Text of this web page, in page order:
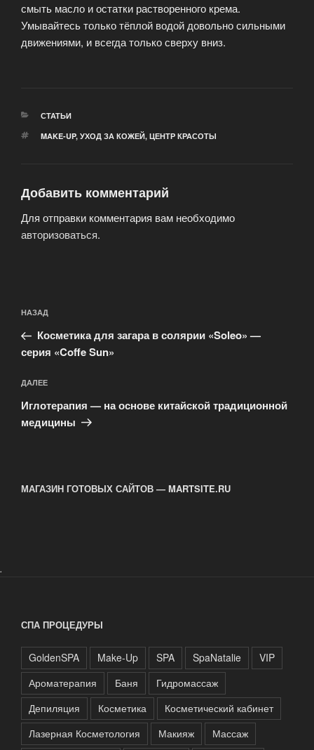
смыть масло и остатки растворенного крема.
Умывайтесь только тёплой водой довольно сильными
движениями, и всегда только сверху вниз.
РУБРИКИ
СТАТЬИ
МЕТКИ
MAKE-UP, УХОД ЗА КОЖЕЙ, ЦЕНТР КРАСОТЫ
Добавить комментарий
Для отправки комментария вам необходимо
авторизоваться.
по
записям
Предыдущая
запись:
НАЗАД
Косметика для загара в солярии «Soleo» —
серия «Coffe Sun»
Следующая
запись
ДАЛЕЕ
Иглотерапия — на основе китайской традиционной
медицины
МАГАЗИН ГОТОВЫХ САЙТОВ — MARTSITE.RU
.
СПА ПРОЦЕДУРЫ
GoldenSPA Make-Up SPA SpaNatalie
VIP
Ароматерапия
Баня
Гидромассаж
Депиляция
Косметика
Косметический кабинет
Лазерная Косметология
Макияж
Массаж